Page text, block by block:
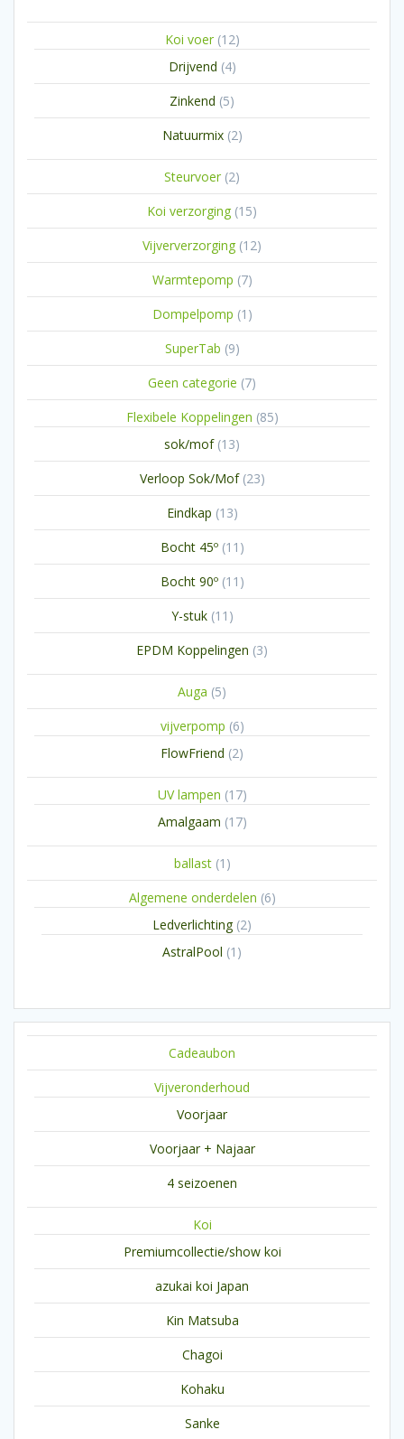
Koi voer 1212
Drijvend 44
producten
Zinkend 55
producten
Natuurmix 22
Steurvoer 22
producten
Koi verzorging 1515
producten
Vijververzorging 1212
producten
Warmtepomp 77
producten
Dompelpomp 1 1
product
SuperTab 99
producten
Geen categorie 77
producten
Flexibele Koppelingen 8585
sok/mof 1313
producten
Verloop Sok/Mof 2323
producten
Eindkap 1313
producten
Bocht 45º 11 11
producten
Bocht 90º 11 11
producten
Y-stuk 11 11
producten
EPDM Koppelingen 33
Auga 55
producten
vijverpomp 66
FlowFriend 22
UV lampen 1717
Amalgaam 1717
ballast 1 1
product
Algemene onderdelen 66
Ledverlichting 22
AstralPool 1 1
Cadeaubon
Vijveronderhoud
Voorjaar
Voorjaar + Najaar
4 seizoenen
Koi
Premiumcollectie/show koi
azukai koi Japan
Kin Matsuba
Chagoi
Kohaku
Sanke